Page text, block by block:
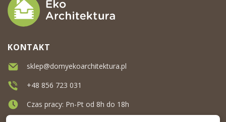
KONTAKT
sklep@domyekoarchitektura.pl
+48 856 723 031
Czas pracy: Pn-Pt od 8h do 18h